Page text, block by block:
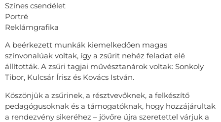
Színes csendélet
Portré
Reklámgrafika
A beérkezett munkák kiemelkedően magas
színvonalúak voltak, így a zsűrit nehéz feladat elé
állították. A zsűri tagjai művésztanárok voltak: Sonkoly
Tibor, Kulcsár Írisz és Kovács István.
Köszönjük a zsűrinek, a résztvevőknek, a felkészítő
pedagógusoknak és a támogatóknak, hogy hozzájárultak
a rendezvény sikeréhez – jövőre újra szeretettel várjuk a